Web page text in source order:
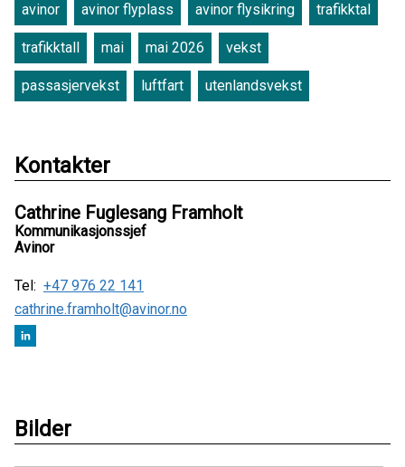
avinor avinor flyplass avinor flysikring trafikktal
trafikktall mai mai 2026 vekst
passasjervekst luftfart utenlandsvekst
Kontakter
Cathrine Fuglesang Framholt
Kommunikasjonssjef
Avinor
Tel: +47 976 22 141
cathrine.framholt@avinor.no
Bilder